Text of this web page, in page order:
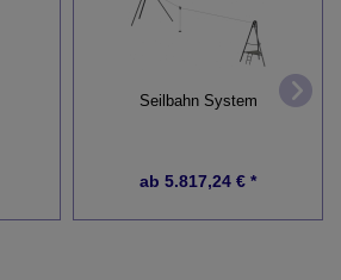
Seilbahn System
ab 5.817,24 € *